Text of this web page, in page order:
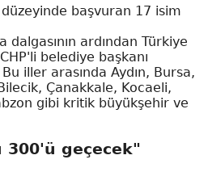
düzeyinde başvuran 17 isim
ardından Türkiye
belediye başkanı
iller arasında Aydın, Bursa,
Çanakkale, Kocaeli,
gibi kritik büyükşehir ve
300'ü geçecek"